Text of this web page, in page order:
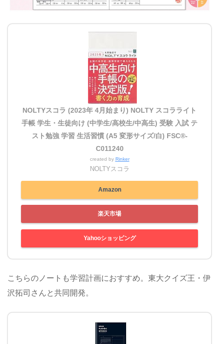
NOLTYスコラ (2023年 4月始まり) NOLTY スコラライト
手帳 学生・生徒向け (中学生/高校生/中高生) 受験 入試 テ
スト勉強 学習 生活習慣 (A5 変形サイズ/白) FSC®-
C011240
created by Rinker
NOLTYスコラ
Amazon
楽天市場
Yahooショッピング
こちらのノートも学習計画におすすめ。東大クイズ王・伊
沢拓司さんと共同開発。